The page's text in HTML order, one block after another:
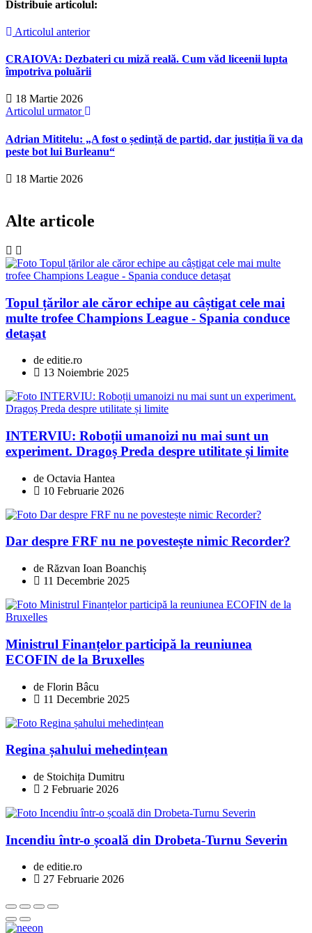
Distribuie articolul:
Articolul anterior
CRAIOVA: Dezbateri cu miză reală. Cum văd liceenii lupta
împotriva poluării
18 Martie 2026
Articolul urmator
Adrian Mititelu: „A fost o ședință de partid, dar justiția îi va da
peste bot lui Burleanu“
18 Martie 2026
Alte articole
Topul țărilor ale căror echipe au câștigat cele mai
multe trofee Champions League - Spania conduce
detașat
de editie.ro
13 Noiembrie 2025
INTERVIU: Roboții umanoizi nu mai sunt un
experiment. Dragoș Preda despre utilitate și limite
de Octavia Hantea
10 Februarie 2026
Dar despre FRF nu ne povestește nimic Recorder?
de Răzvan Ioan Boanchiș
11 Decembrie 2025
Ministrul Finanțelor participă la reuniunea
ECOFIN de la Bruxelles
de Florin Bâcu
11 Decembrie 2025
Regina șahului mehedințean
de Stoichița Dumitru
2 Februarie 2026
Incendiu într-o școală din Drobeta-Turnu Severin
de editie.ro
27 Februarie 2026